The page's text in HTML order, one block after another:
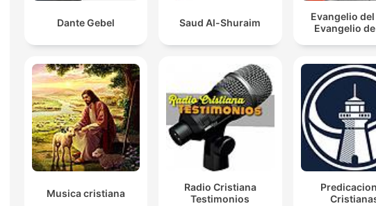
Dante Gebel Saud Al-Shuraim
Evangelio
Evangelio
Musica cristiana
Radio Cristiana
Testimonios